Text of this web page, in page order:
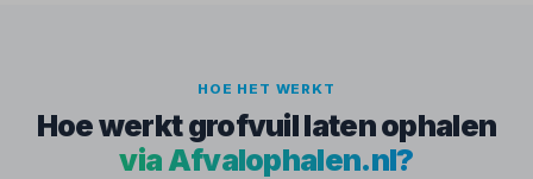
HOE HET WERKT
Hoe werkt grofvuil laten ophalen
via Afvalophalen.nl?